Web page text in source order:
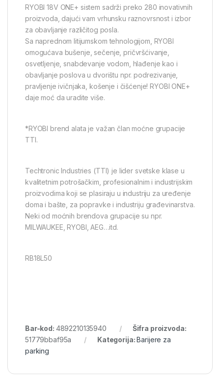
RYOBI 18V ONE+ sistem sadrži preko 280 inovativnih
proizvoda, dajući vam vrhunsku raznovrsnost i izbor
za obavljanje različitog posla.
Sa naprednom litijumskom tehnologijom, RYOBI
omogućava bušenje, sečenje, pričvršćivanje,
osvetljenje, snabdevanje vodom, hlađenje kao i
obavljanje poslova u dvorištu npr. podrezivanje,
pravljenje ivičnjaka, košenje i čišćenje! RYOBI ONE+
daje moć da uradite više.
*RYOBI brend alata je važan član moćne grupacije
TTI.
Techtronic Industries (TTI) je lider svetske klase u
kvalitetnim potrošačkim, profesionalnim i industrijskim
proizvodima koji se plasiraju u industriju za uređenje
doma i bašte, za popravke i industriju građevinarstva.
Neki od moćnih brendova grupacije su npr.
MILWAUKEE, RYOBI, AEG…itd.
RB18L50
Bar-kod: 4892210135940
Šifra proizvoda:
51779bbaf95a
Kategorija:Barijere za
parking